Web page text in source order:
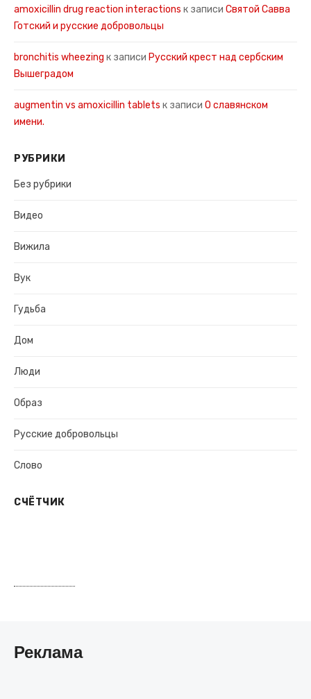
amoxicillin drug reaction interactions к записи Святой Савва
Готский и русские добровольцы
bronchitis wheezing к записи Русский крест над сербским
Вышеградом
augmentin vs amoxicillin tablets к записи О славянском
имени.
РУБРИКИ
Без рубрики
Видео
Вижила
Вук
Гудьба
Дом
Люди
Образ
Русские добровольцы
Слово
СЧЁТЧИК
Реклама